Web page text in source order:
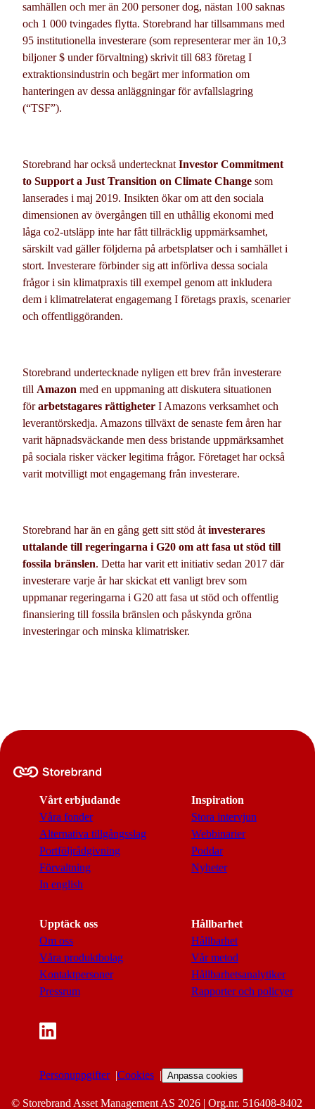
samhällen och mer än 200 personer dog, nästan 100 saknas
och 1 000 tvingades flytta. Storebrand har tillsammans med
95 institutionella investerare (som representerar mer än 10,3
biljoner $ under förvaltning) skrivit till 683 företag I
extraktionsindustrin och begärt mer information om
hanteringen av dessa anläggningar för avfallslagring
(“TSF”).
Storebrand har också undertecknat Investor Commitment
to Support a Just Transition on Climate Change som
lanserades i maj 2019. Insikten ökar om att den sociala
dimensionen av övergången till en uthållig ekonomi med
låga co2-utsläpp inte har fått tillräcklig uppmärksamhet,
särskilt vad gäller följderna på arbetsplatser och i samhället i
stort. Investerare förbinder sig att införliva dessa sociala
frågor i sin klimatpraxis till exempel genom att inkludera
dem i klimatrelaterat engagemang I företags praxis, scenarier
och offentliggöranden.
Storebrand undertecknade nyligen ett brev från investerare
till Amazon med en uppmaning att diskutera situationen
förarbetstagares rättigheter I Amazons verksamhet och
leverantörskedja. Amazons tillväxt de senaste fem åren har
varit häpnadsväckande men dess bristande uppmärksamhet
på sociala risker väcker legitima frågor. Företaget har också
varit motvilligt mot engagemang från investerare.
Storebrand har än en gång gett sitt stöd åt investerares
uttalande till regeringarna i G20 om att fasa ut stöd till
fossila bränslen. Detta har varit ett initiativ sedan 2017 där
investerare varje år har skickat ett vanligt brev som
uppmanar regeringarna i G20 att fasa ut stöd och offentlig
finansiering till fossila bränslen och påskynda gröna
investeringar och minska klimatrisker.
Vårt erbjudande
Våra fonder
Alternativa tillgångsslag
Portföljrådgivning
Förvaltning
In english
Inspiration
Stora intervjun
Webbinarier
Poddar
Nyheter
Upptäck oss
Om oss
Våra produktbolag
Kontaktpersoner
Pressrum
Hållbarhet
Hållbarhet
Vår metod
Hållbarhetsanalytiker
Rapporter och policyer
Personuppgifter Cookies Anpassa cookies
© Storebrand Asset Management AS 2026 | Org.nr. 516408-8402